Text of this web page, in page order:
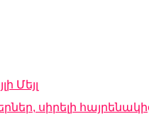
Մեյլ
սիրելի